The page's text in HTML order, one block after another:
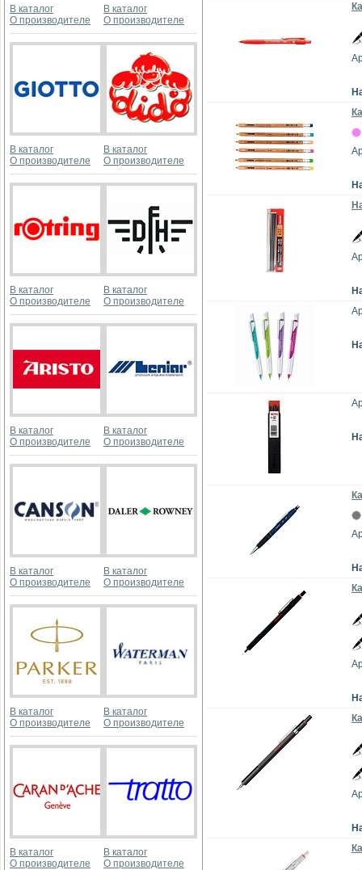
В каталог
О производителе
В каталог
О производителе
В каталог
О производителе
В каталог
О производителе
В каталог
О производителе
В каталог
О производителе
В каталог
О производителе
В каталог
О производителе
В каталог
О производителе
В каталог
О производителе
В каталог
О производителе
В каталог
О производителе
В каталог
О производителе
В каталог
О производителе